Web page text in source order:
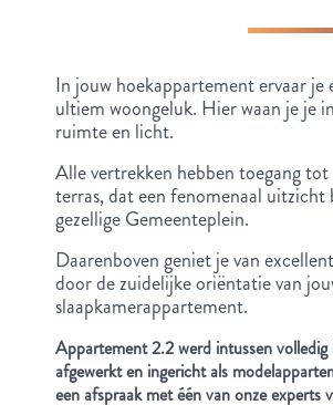
In jouw hoekappartement ervaar je
ultiem woongeluk. Hier waan je je
ruimte en licht.
Alle vertrekken hebben toegang
terras, dat een fenomenaal uitzicht
gezellige Gemeenteplein.
Daarenboven geniet je van
door de zuidelijke oriëntatie van
slaapkamerappartement.
Appartement 2.2 werd intussen volledig
afgewerkt en ingericht als
een afspraak met één van onze experts